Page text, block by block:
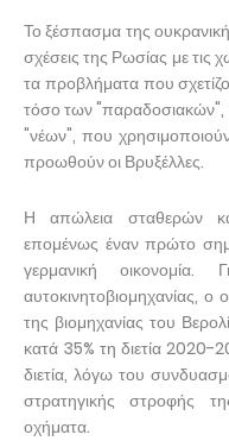
Το ξέσπασμα της
σχέσεις της Ρωσίας με
τα προβλήματα που
τόσο των "παραδοσιακών",
"νέων", που
προωθούν οι Βρυξέλλες.
Η απώλεια σταθερών
επομένως έναν πρώτο
γερμανική
αυτοκινητοβιομηχανίας,
της βιομηχανίας του
κατά 35% τη διετία 2020-
διετία, λόγω του
στρατηγικής στροφής
οχήματα.